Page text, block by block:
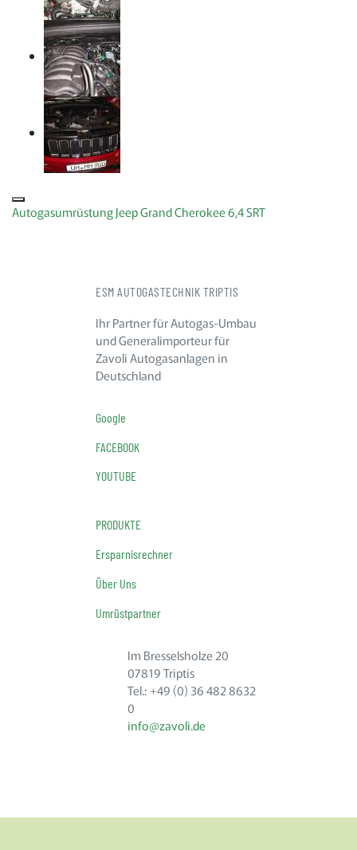
Autogasumrüstung Jeep Grand Cherokee 6,4 SRT
ESM AUTOGASTECHNIK TRIPTIS
Ihr Partner für Autogas-Umbau
und Generalimporteur für
Zavoli Autogasanlagen in
Deutschland
Google
FACEBOOK
YOUTUBE
PRODUKTE
Ersparnisrechner
Über Uns
Umrüstpartner
Im Bresselsholze 20
07819 Triptis
Tel.: +49 (0) 36 482 8632
0
info@zavoli.de